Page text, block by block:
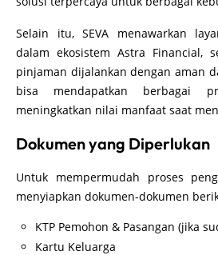
Selain itu, SEVA menawarkan
dalam ekosistem Astra Financial,
pinjaman dijalankan dengan aman
bisa mendapatkan berbagai
meningkatkan nilai manfaat saat
Dokumen yang Diperlukan
Untuk mempermudah proses
menyiapkan dokumen-dokumen
KTP Pemohon & Pasangan (jika
Kartu Keluarga